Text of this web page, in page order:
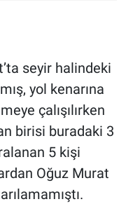
seyir halindeki
yol kenarına
çalışılırken
birisi buradaki 3
5 kişi
Oğuz Murat